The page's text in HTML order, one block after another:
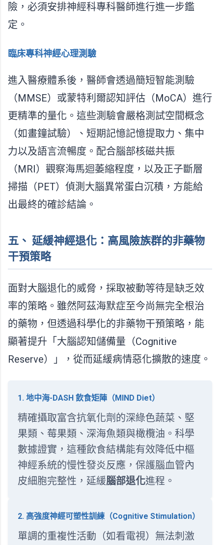
險，必須安排神經科專科醫師進行進一步鑑
定。
臨床專科神經心理測驗
進入醫療體系後，醫師會透過簡短智能測驗
（MMSE）或蒙特利爾認知評估（MoCA）進行
更精準的量化。這些測驗會嚴格測試空間概念
（如畫鐘試驗）、短期記憶記憶提取力、集中
力以及語言流暢度。配合腦部核磁共振
（MRI）觀察海馬迴萎縮程度，以及正子斷層
掃描（PET）偵測大腦異常蛋白沉積，方能給
出最終的確診結論。
五、 延緩神經退化：高風險族群的非藥物
干預策略
面對大腦退化的威脅，採取被動等待是缺乏效
率的策略。雖然阿茲海默症至今尚無完全根治
的藥物，但透過科學化的非藥物干預策略，能
顯著提升「大腦認知儲備量（Cognitive
Reserve）」，從而延緩病情惡化擴散的速度。
1. 地中海-DASH 飲食矩陣（MIND Diet）
精確攝取富含抗氧化劑的深綠色蔬菜、堅
果類、莓果類、深海魚類與橄欖油。科學
數據證實，這種飲食結構能有效降低中樞
神經系統的慢性發炎反應，保護腦血管內
皮細胞完整性，延緩腦部退化進程。
2. 高強度神經可塑性訓練（Cognitive Stimulation）
單調的重複性活動（如看電視）無法刺激